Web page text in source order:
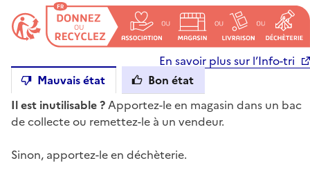
En savoir plus sur l’Info-tri
Mauvais état
Bon état
Il est inutilisable ?Apportez-le en magasin dans un bac
de collecte ou remettez-le à un vendeur.
Sinon, apportez-le en déchèterie.